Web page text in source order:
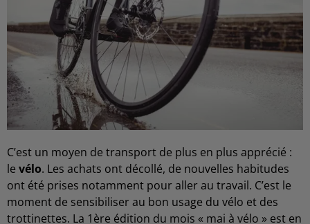
C’est un moyen de transport de plus en plus apprécié :
le vélo. Les achats ont décollé, de nouvelles habitudes
ont été prises notamment pour aller au travail. C’est le
moment de sensibiliser au bon usage du vélo et des
trottinettes. La 1ère édition du mois « mai à vélo » est en